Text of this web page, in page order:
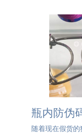
瓶内防伪
随着现在假货